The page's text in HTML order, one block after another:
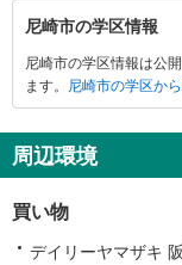
尼
崎
市
に
す
る
情
報
尼崎市の学区情報
尼崎市の学区情報は公
ます。
尼崎市の学区か
周辺環境
買い物
デイリーヤマザキ